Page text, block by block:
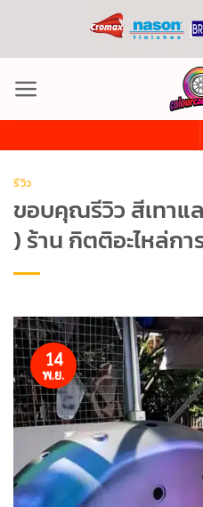
เนื้อหา
รีวิว
ขอบคุณรีวิว สีเทาแ
) ร้าน กิตติอะไหล่กา
14
พ.ย.